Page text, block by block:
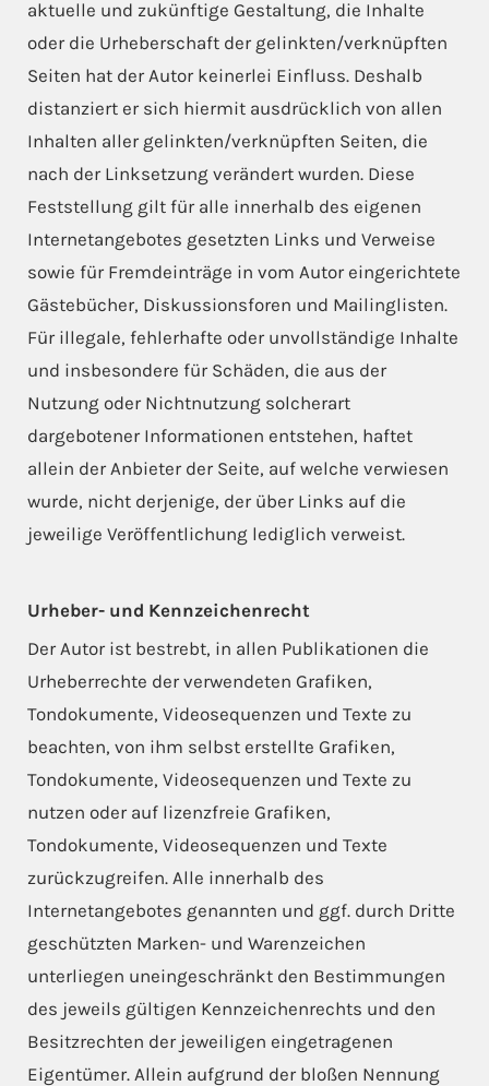
aktuelle und zukünftige Gestaltung, die Inhalte
oder die Urheberschaft der gelinkten/verknüpften
Seiten hat der Autor keinerlei Einfluss. Deshalb
distanziert er sich hiermit ausdrücklich von allen
Inhalten aller gelinkten/verknüpften Seiten, die
nach der Linksetzung verändert wurden. Diese
Feststellung gilt für alle innerhalb des eigenen
Internetangebotes gesetzten Links und Verweise
sowie für Fremdeinträge in vom Autor eingerichtete
Gästebücher, Diskussionsforen und Mailinglisten.
Für illegale, fehlerhafte oder unvollständige Inhalte
und insbesondere für Schäden, die aus der
Nutzung oder Nichtnutzung solcherart
dargebotener Informationen entstehen, haftet
allein der Anbieter der Seite, auf welche verwiesen
wurde, nicht derjenige, der über Links auf die
jeweilige Veröffentlichung lediglich verweist.
Urheber- und Kennzeichenrecht
Der Autor ist bestrebt, in allen Publikationen die
Urheberrechte der verwendeten Grafiken,
Tondokumente, Videosequenzen und Texte zu
beachten, von ihm selbst erstellte Grafiken,
Tondokumente, Videosequenzen und Texte zu
nutzen oder auf lizenzfreie Grafiken,
Tondokumente, Videosequenzen und Texte
zurückzugreifen. Alle innerhalb des
Internetangebotes genannten und ggf. durch Dritte
geschützten Marken- und Warenzeichen
unterliegen uneingeschränkt den Bestimmungen
des jeweils gültigen Kennzeichenrechts und den
Besitzrechten der jeweiligen eingetragenen
Eigentümer. Allein aufgrund der bloßen Nennung